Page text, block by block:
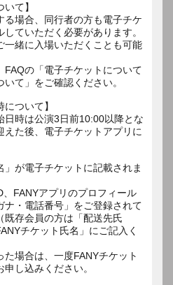
て】
る場合、同行者の方も電子チケ
ていただく必要があります。
緒に入場いただくことも可能
の「電子チケットについて
て」をご確認ください。
ついて】
時は公演3日前10:00以降とな
えた後、電子チケットアプリに
が電子チケットに記載されま
FANYアプリのプロフィール
ナ・電話番号」をご登録されて
既存会員の方は「配送先氏
チケット氏名」にご記入く
場合は、一度FANYチケット
申し込みください。